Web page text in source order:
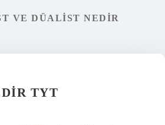
VE DÜALIST NEDIR
TYT